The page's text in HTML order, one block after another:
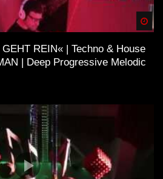
REIN« | Techno & House
| Deep Progressive Melodic